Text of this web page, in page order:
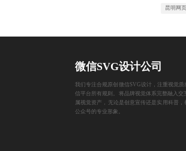
昆明网
微信SVG设计公司
我们专注合规原创微信SVG设计，注重视觉
信平台所有规则。将品牌视觉体系完整融入交
属视觉资产，无论是创意宣传还是实用科普
公众号的专业形象。